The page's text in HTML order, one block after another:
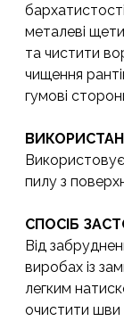
металеві
та чистити
чищення
гумові
пилу з
СПОСІБ
Від
виробах із
легким
очистити шви